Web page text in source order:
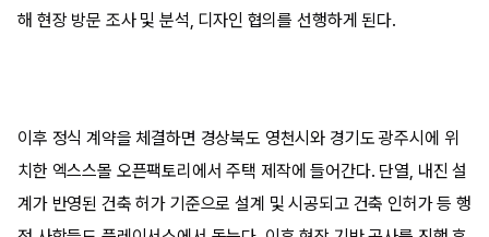
해 현장 방문 조사 및 분석, 디자인 협의를 선행하게 된다.
이후 정식 계약을 체결하면 경상북도 영천시와 경기도 광주시에 위
치한 엑스스몰 오픈팩토리에서 주택 제작에 들어간다. 단열, 내진 설
계가 반영된 건축 허가 기준으로 설계 및 시공되고 건축 인허가 등 행